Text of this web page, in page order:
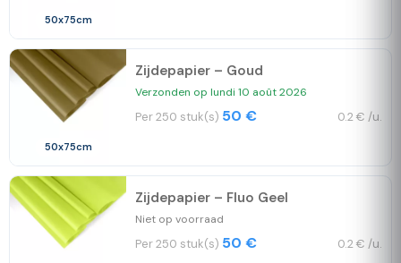
50x75cm
50x75cm
Zijdepapier – Goud
Verzonden op lundi 10 août 2026
Per 250 stuk(s) 50 € 0.2 € /u.
Zijdepapier – Fluo Geel
Niet op voorraad
Per 250 stuk(s) 50 € 0.2 € /u.